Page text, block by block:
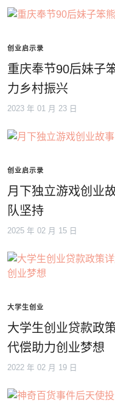
创业启示录
重庆奉节90后妹子
力乡村振兴
2023 年 01 月 23 日
创业启示录
月下独立游戏创业
队坚持
2025 年 02 月 15 日
大学生创业
大学生创业贷款政
代偿助力创业梦想
2022 年 02 月 19 日